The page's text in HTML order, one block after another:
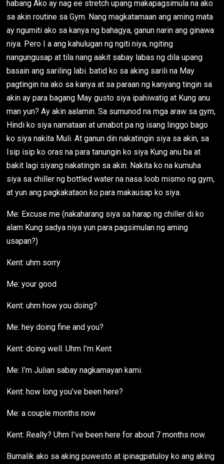
habang Ako ay nag ee stretch upang makapagsimula na ako
sa akin routine sa Gym. Nang magkatamaan ang aming mata
ay ngumiti ako sa kanya ng bahagya, ganun narin ang ginawa
niya. Pero I a ang kahulugan ng ngiti niya, ngiting
nangungusap at tila nang aakit sabay labas ng dila upang
basain ang sariling labi. batid ko sa aking sarili na May
pagtingin na ako sa kanya at sa paraan ng kanyang tingin sa
akin ay para bagang May gusto siya ipahiwatig at Kung anu
man yun? Ay akin aalamin. Sa sumunod na mga araw sa gym,
Hindi ko siya namataan at umabot pa ng isang linggo bago
ko siya nakita Muli. At ganun din nakatingin siya sa akin, sa
Isip isip ko oras na para tanungin ko siya Kung anu ba at
bakit lagi siyang nakatingin sa akin. Nakita ko na kumuha
siya sa chiller ng bottled water na nasa loob mismo ng gym,
at yun ang pagkakataon ko para makausap ko siya.
Me: Excuse me (nakaharang siya sa harap ng chiller di ko
alam Kung sadya niya yun para pagsimulan ng aming
usapan?)
Kent: uhm sorry
Me: your good
Kent: uhm how you doing?
Me: hey doing fine and you?
Kent: doing well. Uhm I’m Kent
Me: I’m Julian sabay nagkamayan kami.
Kent: how long you’ve been here?
Me: a couple months now
Kent: Really? Uhm I’ve been here for about 7 months now.
Bumalik ako sa aking puwesto at ipinagpatuloy ko ang aking